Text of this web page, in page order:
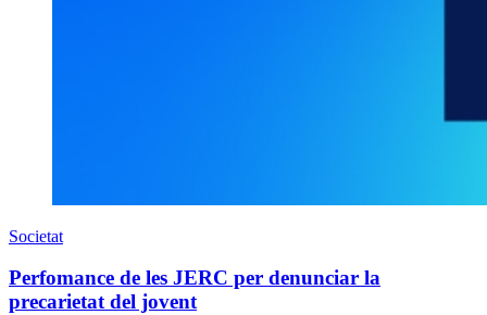
Societat
Perfomance de les JERC per denunciar la
precarietat del jovent